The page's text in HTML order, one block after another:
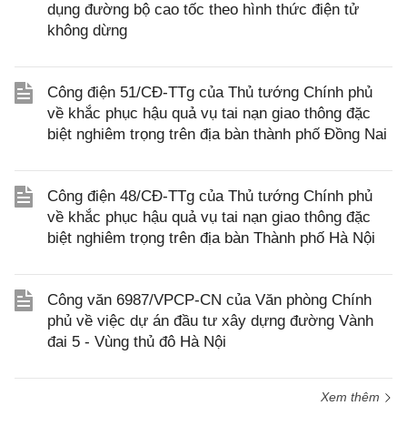
dụng đường bộ cao tốc theo hình thức điện tử
không dừng
Công điện 51/CĐ-TTg của Thủ tướng Chính phủ
về khắc phục hậu quả vụ tai nạn giao thông đặc
biệt nghiêm trọng trên địa bàn thành phố Đồng Nai
Công điện 48/CĐ-TTg của Thủ tướng Chính phủ
về khắc phục hậu quả vụ tai nạn giao thông đặc
biệt nghiêm trọng trên địa bàn Thành phố Hà Nội
Công văn 6987/VPCP-CN của Văn phòng Chính
phủ về việc dự án đầu tư xây dựng đường Vành
đai 5 - Vùng thủ đô Hà Nội
Xem thêm